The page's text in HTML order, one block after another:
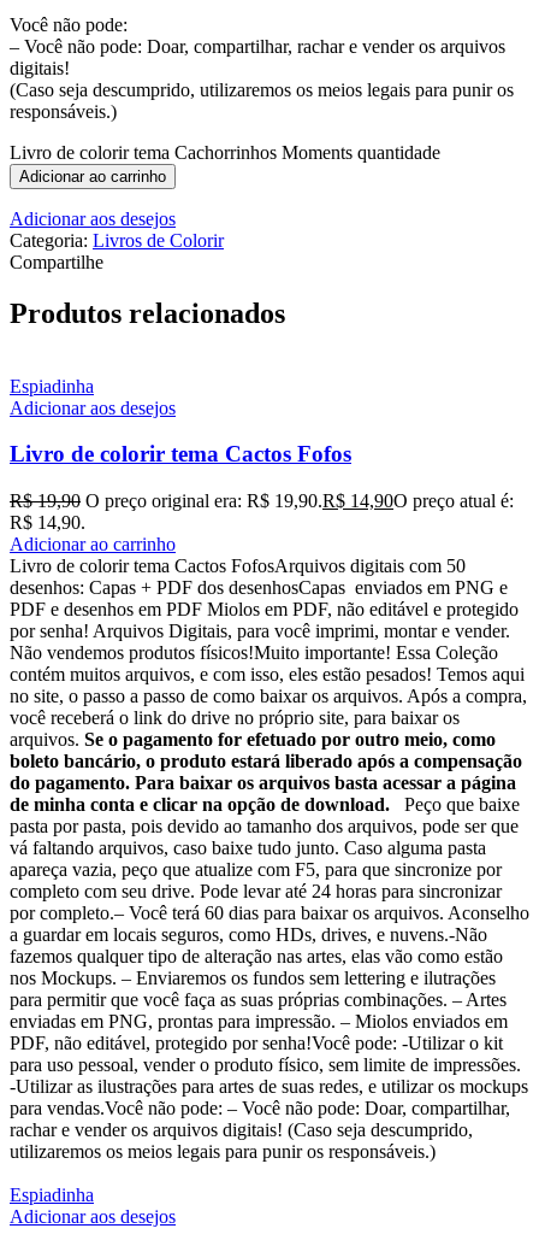
Você não pode:
– Você não pode: Doar, compartilhar, rachar e vender os arquivos
digitais!
(Caso seja descumprido, utilizaremos os meios legais para punir os
responsáveis.)
Livro de colorir tema Cachorrinhos Moments quantidade
Adicionar ao carrinho
Adicionar aos desejos
Categoria: Livros de Colorir
Compartilhe
Produtos relacionados
Espiadinha
Adicionar aos desejos
Livro de colorir tema Cactos Fofos
R$19,90 O preço original era: R$ 19,90.R$ 14,90O preço atual é:
R$ 14,90.
Adicionar ao carrinho
Livro de colorir tema Cactos FofosArquivos digitais com 50
desenhos: Capas + PDF dos desenhosCapas enviados em PNG e
PDF e desenhos em PDF Miolos em PDF, não editável e protegido
por senha! Arquivos Digitais, para você imprimi, montar e vender.
Não vendemos produtos físicos!Muito importante! Essa Coleção
contém muitos arquivos, e com isso, eles estão pesados! Temos aqui
no site, o passo a passo de como baixar os arquivos. Após a compra,
você receberá o link do drive no próprio site, para baixar os
arquivos. Se o pagamento for efetuado por outro meio, como
boleto bancário, o produto estará liberado após a compensação
do pagamento. Para baixar os arquivos basta acessar a página
de minha conta e clicar na opção de download.
Peço que baixe
pasta por pasta, pois devido ao tamanho dos arquivos, pode ser que
vá faltando arquivos, caso baixe tudo junto. Caso alguma pasta
apareça vazia, peço que atualize com F5, para que sincronize por
completo com seu drive. Pode levar até 24 horas para sincronizar
por completo.– Você terá 60 dias para baixar os arquivos. Aconselho
a guardar em locais seguros, como HDs, drives, e nuvens.-Não
fazemos qualquer tipo de alteração nas artes, elas vão como estão
nos Mockups. – Enviaremos os fundos sem lettering e ilutrações
para permitir que você faça as suas próprias combinações. – Artes
enviadas em PNG, prontas para impressão. – Miolos enviados em
PDF, não editável, protegido por senha!Você pode: -Utilizar o kit
para uso pessoal, vender o produto físico, sem limite de impressões.
-Utilizar as ilustrações para artes de suas redes, e utilizar os mockups
para vendas.Você não pode: – Você não pode: Doar, compartilhar,
rachar e vender os arquivos digitais! (Caso seja descumprido,
utilizaremos os meios legais para punir os responsáveis.)
Espiadinha
Adicionar aos desejos